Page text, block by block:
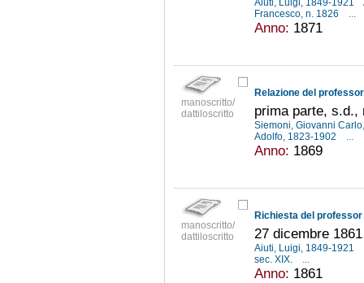
Aiuti, Luigi, 1849-1921
Francesco, n. 1826
...
Anno: 1871
manoscritto/
dattiloscritto
Relazione del
prima parte, s.d.,
Siemoni, Giovanni
Adolfo, 1823-1902
...
Anno: 1869
manoscritto/
dattiloscritto
27 dicembre 1861
Aiuti, Luigi, 1849-1921
sec. XIX.
...
Anno: 1861